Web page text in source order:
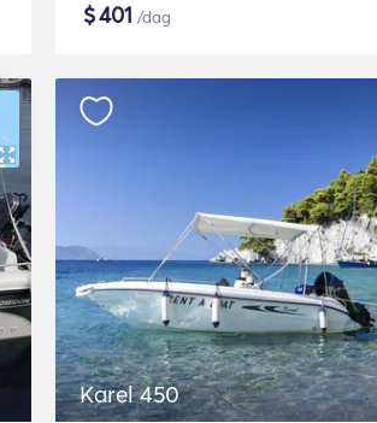
$401 /dag
Karel 450